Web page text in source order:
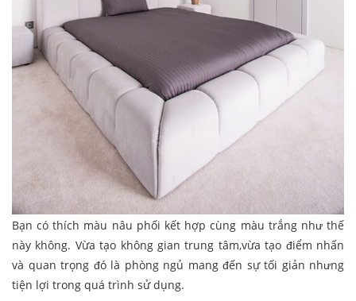
Bạn có thích màu nâu phối kết hợp cùng màu trắng như thế
này không. Vừa tạo không gian trung tâm,vừa tạo điểm nhấn
và quan trọng đó là phòng ngủ mang đến sự tối giản nhưng
tiện lợi trong quá trình sử dụng.